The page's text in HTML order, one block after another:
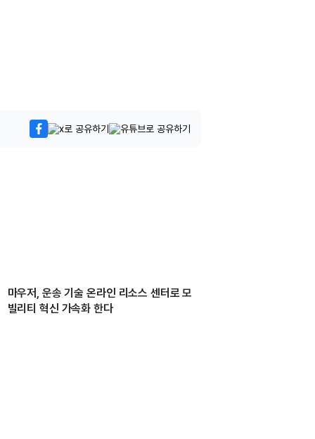
마우저, 운송 기술 온라인 리소스 센터로 모
빌리티 혁신 가속화 한다